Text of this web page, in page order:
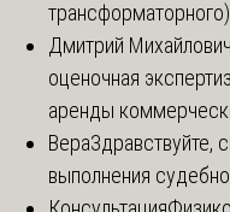
трансформаторного)
Дмитрий
оценочная
аренды
ВераЗдравствуйте,
выполнения